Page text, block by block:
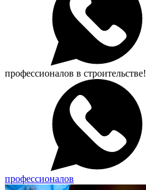
профессионалов в строительстве!
профессионалов